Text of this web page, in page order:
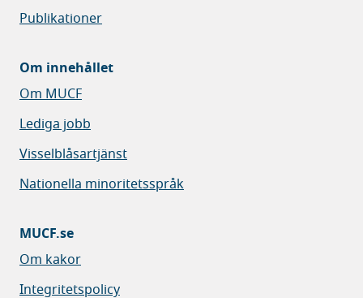
Publikationer
Om innehållet
Om MUCF
Lediga jobb
Visselblåsartjänst
Nationella minoritetsspråk
MUCF.se
Om kakor
Integritetspolicy